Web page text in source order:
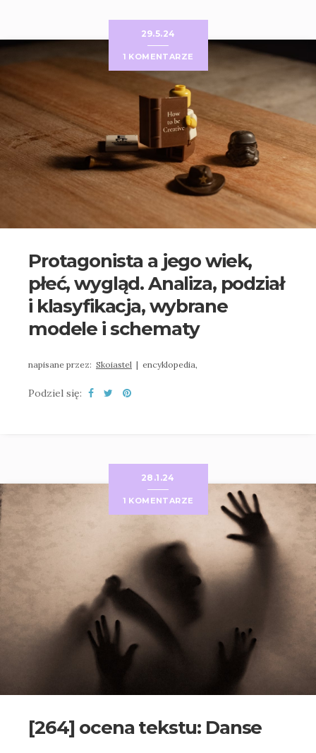
29.5.24
1 KOMENTARZE
Protagonista a jego wiek,
płeć, wygląd. Analiza, podział
i klasyfikacja, wybrane
modele i schematy
napisane przez: Skoiastel | encyklopedia,
Podziel się:
28.1.24
1 KOMENTARZE
[264] ocena tekstu: Danse